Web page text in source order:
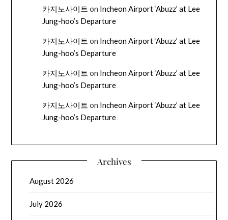
카지노사이트 on Incheon Airport ‘Abuzz’ at Lee
Jung-hoo’s Departure
카지노사이트 on Incheon Airport ‘Abuzz’ at Lee
Jung-hoo’s Departure
카지노사이트 on Incheon Airport ‘Abuzz’ at Lee
Jung-hoo’s Departure
카지노사이트 on Incheon Airport ‘Abuzz’ at Lee
Jung-hoo’s Departure
Archives
August 2026
July 2026